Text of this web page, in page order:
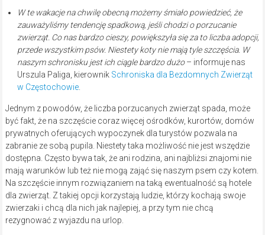
W te wakacje na chwilę obecną możemy śmiało powiedzieć, że
zauważyliśmy tendencję spadkową, jeśli chodzi o porzucanie
zwierząt. Co nas bardzo cieszy, powiększyła się za to liczba adopcji,
przede wszystkim psów. Niestety koty nie mają tyle szczęścia. W
naszym schronisku jest ich ciągle bardzo dużo– informuje nas
Urszula Paliga, kierownik Schroniska dla Bezdomnych Zwierząt
w Częstochowie.
Jednym z powodów, że liczba porzucanych zwierząt spada, może
być fakt, że na szczęście coraz więcej ośrodków, kurortów, domów
prywatnych oferujących wypoczynek dla turystów pozwala na
zabranie ze sobą pupila. Niestety taka możliwość nie jest wszędzie
dostępna. Często bywa tak, że ani rodzina, ani najbliżsi znajomi nie
mają warunków lub też nie mogą zająć się naszym psem czy kotem.
Na szczęście innym rozwiązaniem na taką ewentualność są hotele
dla zwierząt. Z takiej opcji korzystają ludzie, którzy kochają swoje
zwierzaki i chcą dla nich jak najlepiej, a przy tym nie chcą
rezygnować z wyjazdu na urlop.